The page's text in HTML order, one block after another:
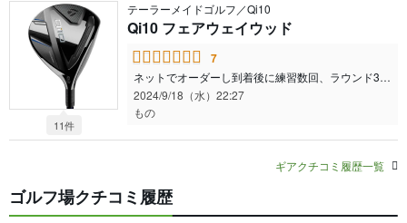
11件
テーラーメイドゴルフ／Qi10
Qi10 フェアウェイウッド
7
ネットでオーダーし到着後に練習数回、ラウンド3回した結果です。 打感は少しキンキン感があるが好きな感じ。 安定してストレートから若干のフェード回転が打てます。 ただ、油断するとスライスが出るので少しトゥ側に構えるように意識しています。
2024/9/18（水）22:27
もの
ギアクチコミ履歴一覧
ゴルフ場クチコミ履歴